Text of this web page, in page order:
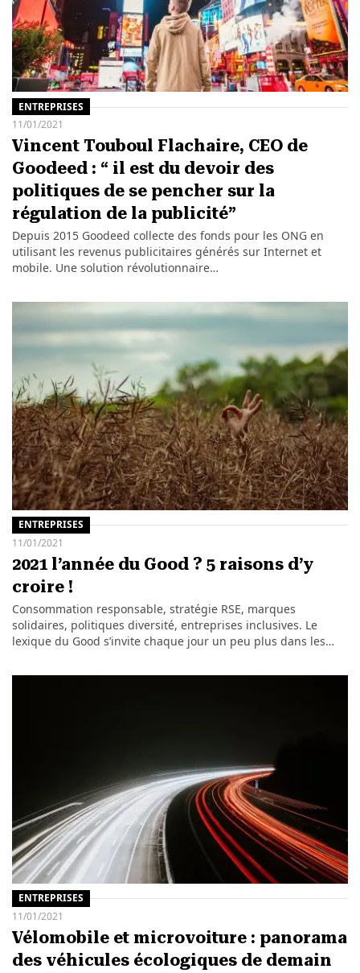
ENTREPRISES
11/01/2021
Vincent Touboul Flachaire, CEO de
Goodeed : “ il est du devoir des
politiques de se pencher sur la
régulation de la publicité”
Depuis 2015 Goodeed collecte des fonds pour les ONG en
utilisant les revenus publicitaires générés sur Internet et
mobile. Une solution révolutionnaire…
ENTREPRISES
11/01/2021
2021 l’année du Good ? 5 raisons d’y
croire !
Consommation responsable, stratégie RSE, marques
solidaires, politiques diversité, entreprises inclusives. Le
lexique du Good s’invite chaque jour un peu plus dans les…
ENTREPRISES
11/01/2021
Vélomobile et microvoiture : panorama
des véhicules écologiques de demain